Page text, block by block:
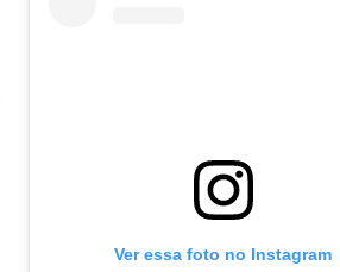
Ver essa foto no Instagram